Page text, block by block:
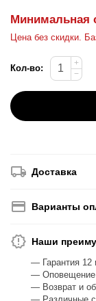
Минимальная
Цена без скидки.
Кол-во:
+
−
Доставка
Варианты
Наши
— Гарантия 12
— Оповещение
— Возврат и